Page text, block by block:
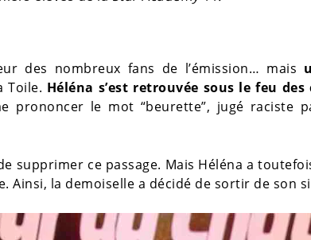
des nombreux fans de l’émission… mais
Toile. Héléna s’est retrouvée sous le feu
prononcer le mot “beurette”, jugé raciste
supprimer ce passage. Mais Héléna a
Ainsi, la demoiselle a décidé de sortir de son